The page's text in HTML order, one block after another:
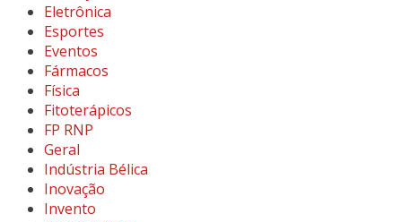
Eletrônica
Esportes
Eventos
Fármacos
Física
Fitoterápicos
FP RNP
Geral
Indústria Bélica
Inovação
Invento